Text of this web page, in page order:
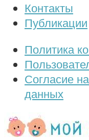
Контакты
Публикации
Политика
Согласие
данных